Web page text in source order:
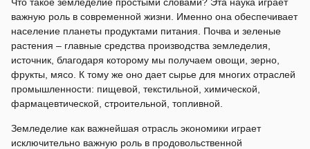
важную роль в современной жизни. Именно она обеспечивает
население планеты продуктами питания. Почва и зеленые
растения – главные средства производства земледелия,
источник, благодаря которому мы получаем овощи, зерно,
фрукты, мясо. К тому же оно дает сырье для многих отраслей
промышленности: пищевой, текстильной, химической,
фармацевтической, строительной, топливной.
Земледелие как важнейшая отрасль экономики играет
исключительно важную роль в продовольственной